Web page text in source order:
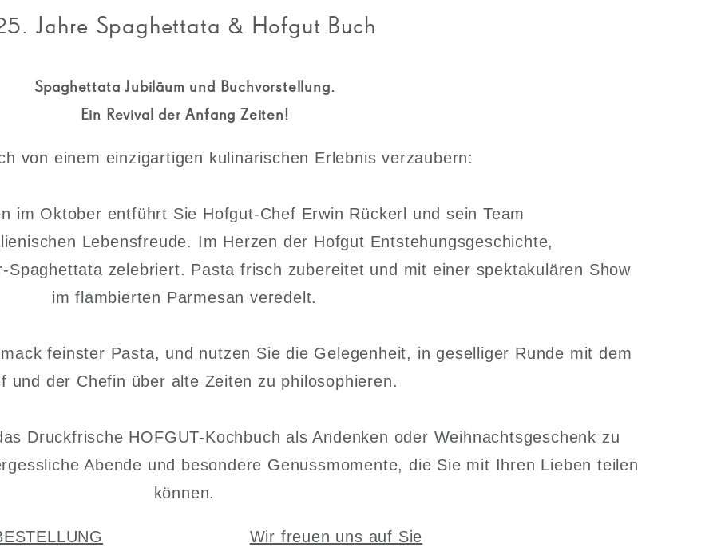
Jahre Spaghettata & Hofgut Buch
Spaghettata Jubiläum und Buchvorstellung.
Ein Revival der Anfang Zeiten!
von einem einzigartigen kulinarischen Erlebnis verzaubern:
im Oktober entführt Sie Hofgut-Chef Erwin Rückerl und sein Team
Lebensfreude. Im Herzen der Hofgut Entstehungsgeschichte,
Spaghettata zelebriert. Pasta frisch zubereitet und mit einer spektakulären Show
im flambierten Parmesan veredelt.
feinster Pasta, und nutzen Sie die Gelegenheit, in geselliger Runde mit dem
und der Chefin über alte Zeiten zu philosophieren.
Druckfrische HOFGUT-Kochbuch als Andenken oder Weihnachtsgeschenk zu
Abende und besondere Genussmomente, die Sie mit Ihren Lieben teilen
können.
Wir freuen uns auf Sie